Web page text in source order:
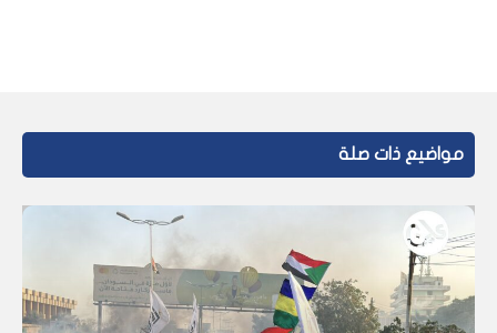
مواضيع ذات صلة